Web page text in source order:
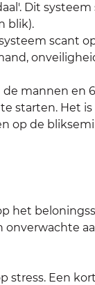
Dit
blik).
scant
mannen en
starten. Het
op de
het
onverwachte
stress. Een